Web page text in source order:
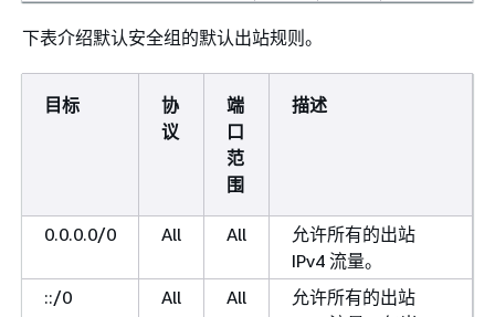
下表介绍默认安全组的默认出站规则。
目标
协
议
端
口
范
围
描述
0.0.0.0/0 All All
允许所有的出站
IPv4 流量。
::/0
All All
允许所有的出站